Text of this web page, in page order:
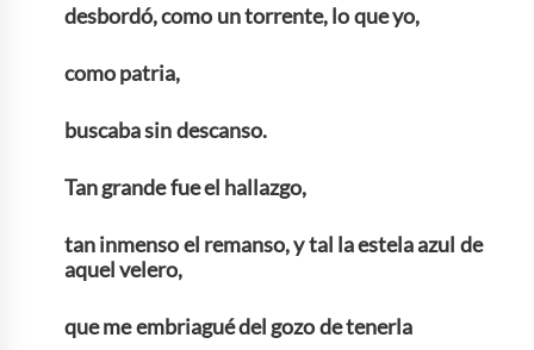
desbordó, como un torrente, lo que yo,
como patria,
buscaba sin descanso.
Tan grande fue el hallazgo,
tan inmenso el remanso, y tal la estela azul de
aquel velero,
que me embriagué del gozo de tenerla